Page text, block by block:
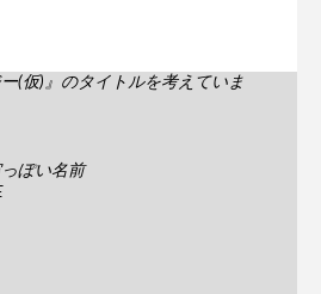
ー(仮)』のタイトルを考えていま
ぽい名前